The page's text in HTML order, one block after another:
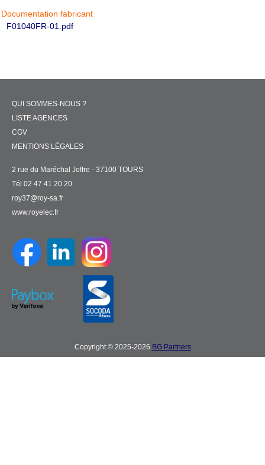
Documentation fabricant
F01040FR-01.pdf
QUI SOMMES-NOUS ?
LISTE AGENCES
CGV
MENTIONS LÉGALES
2 rue du Maréchal Joffre - 37100 TOURS
Tél 02 47 41 20 20
roy37@roy-sa.fr
www.royelec.fr
Copyright © 2025-2026 BG Partners